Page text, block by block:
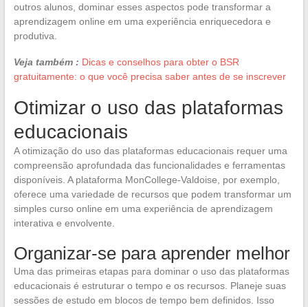
outros alunos, dominar esses aspectos pode transformar a
aprendizagem online em uma experiência enriquecedora e
produtiva.
Veja também : Dicas e conselhos para obter o BSR
gratuitamente: o que você precisa saber antes de se inscrever
Otimizar o uso das plataformas
educacionais
A otimização do uso das plataformas educacionais requer uma
compreensão aprofundada das funcionalidades e ferramentas
disponíveis. A plataforma MonCollege-Valdoise, por exemplo,
oferece uma variedade de recursos que podem transformar um
simples curso online em uma experiência de aprendizagem
interativa e envolvente.
Organizar-se para aprender melhor
Uma das primeiras etapas para dominar o uso das plataformas
educacionais é estruturar o tempo e os recursos. Planeje suas
sessões de estudo em blocos de tempo bem definidos. Isso